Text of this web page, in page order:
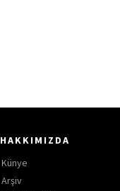
HAKKIMIZDA
Künye
Arşiv